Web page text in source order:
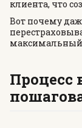
клиента, что
Вот почему
максимальный
Процесс